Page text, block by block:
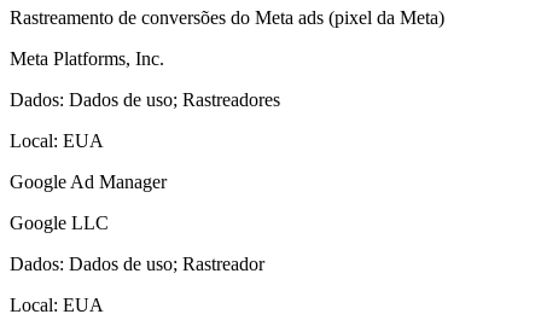
Rastreamento de conversões do Meta ads (pixel da Meta)
Meta Platforms, Inc.
Dados: Dados de uso; Rastreadores
Local: EUA
Google Ad Manager
Google LLC
Dados: Dados de uso; Rastreador
Local: EUA